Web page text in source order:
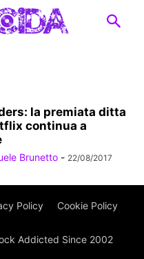
la premiata ditta
continua a
Brunetto - 22/08/2017
Policy Cookie Policy
Addicted Since 2002